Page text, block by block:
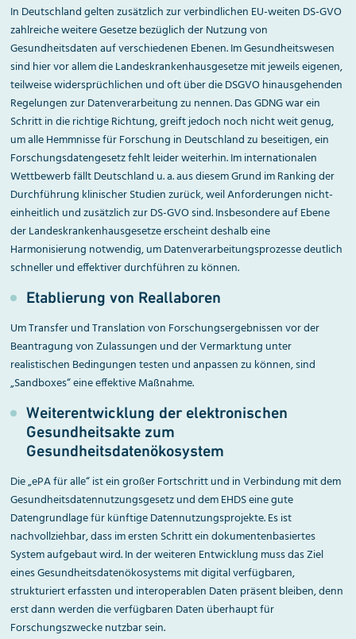
In Deutschland gelten zusätzlich zur verbindlichen EU-weiten DS-GVO
zahlreiche weitere Gesetze bezüglich der Nutzung von
Gesundheitsdaten auf verschiedenen Ebenen. Im Gesundheitswesen
sind hier vor allem die Landeskrankenhausgesetze mit jeweils eigenen,
teilweise widersprüchlichen und oft über die DSGVO hinausgehenden
Regelungen zur Datenverarbeitung zu nennen. Das GDNG war ein
Schritt in die richtige Richtung, greift jedoch noch nicht weit genug,
um alle Hemmnisse für Forschung in Deutschland zu beseitigen, ein
Forschungsdatengesetz fehlt leider weiterhin. Im internationalen
Wettbewerb fällt Deutschland u. a. aus diesem Grund im Ranking der
Durchführung klinischer Studien zurück, weil Anforderungen nicht-
einheitlich und zusätzlich zur DS-GVO sind. Insbesondere auf Ebene
der Landeskrankenhausgesetze erscheint deshalb eine
Harmonisierung notwendig, um Datenverarbeitungsprozesse deutlich
schneller und effektiver durchführen zu können.
Etablierung von Reallaboren
Um Transfer und Translation von Forschungsergebnissen vor der
Beantragung von Zulassungen und der Vermarktung unter
realistischen Bedingungen testen und anpassen zu können, sind
„Sandboxes“ eine effektive Maßnahme.
Weiterentwicklung der elektro­nischen
Gesundheitsakte zum
Gesundheitsdatenökosystem
Die „ePA für alle“ ist ein großer Fortschritt und in Verbindung mit dem
Gesundheitsdatennutzungsgesetz und dem EHDS eine gute
Datengrundlage für künftige Datennutzungsprojekte. Es ist
nachvollziehbar, dass im ersten Schritt ein dokumentenbasiertes
System aufgebaut wird. In der weiteren Entwicklung muss das Ziel
eines Gesundheitsdatenökosystems mit digital verfügbaren,
strukturiert erfassten und interoperablen Daten präsent bleiben, denn
erst dann werden die verfügbaren Daten überhaupt für
Forschungszwecke nutzbar sein.